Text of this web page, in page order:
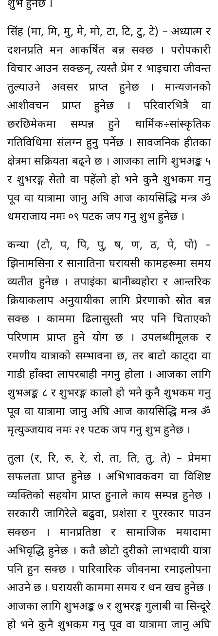
शुभ हुनेछ ।
सिंह (मा, मि, मु, मे, मो, टा, टि, टु, टे) – अध्यात्म र
दर्शनप्रति मन आकर्षित बन्न सक्छ । परोपकारी
विचार आउन सक्छन्, त्यस्तै प्रेम र भाइचारा जीवन्त
तुल्याउने अवसर प्राप्त हुनेछ । मान्यजनको
आशीर्वचन प्राप्त हुनेछ । परिवारभित्रै वा
छरछिमेकमा सम्पन्न हुने धार्मिक÷सांस्कृतिक
गतिविधिमा संलग्न हुनु पर्नेछ । सार्वजनिक हीतका
क्षेत्रमा सक्रियता बढ्ने छ । आजका लागि शुभअङ्क ५
र शुभरङ्ग सेतो वा पहेंलो हो भने कुनै शुभकर्म गर्नु
पूर्व वा यात्रामा जानु अघि आज कार्यसिद्धि मन्त्र ॐ
धर्मराजाय नमः ०९ पटक जप गर्नु शुभ हुनेछ ।
कन्या (टो, प, पि, पु, ष, ण, ठ, पे, पो) –
झिनामसिना र सानातिना घरायसी कामहरूमा समय
व्यतीत हुनेछ । तपाईंका बानीब्यहोरा र आन्तरिक
क्रियाकलाप अनुयायीका लागि प्रेरणाको स्रोत बन्न
सक्छ । काममा ढिलासुस्ती भए पनि चिताएको
परिणाम प्राप्त हुने योग छ । उपलब्धीमूलक र
रमणीय यात्राको सम्भावना छ, तर बाटो काट्दा वा
गाडी हाँक्दा लापरबाही नगर्नु होला । आजका लागि
शुभअङ्क ८ र शुभरङ्ग कालो हो भने कुनै शुभकर्म गर्नु
पूर्व वा यात्रामा जानु अघि आज कार्यसिद्धि मन्त्र ॐ
मृत्युञ्जयाय नमः २१ पटक जप गर्नु शुभ हुनेछ ।
तुला (र, रि, रु, रे, रो, ता, ति, तु, ते) – प्रेममा
सफलता प्राप्त हुनेछ । अभिभावकवर्ग वा विशिष्ट
व्यक्तिको सहयोग प्राप्त हुनाले कार्य सम्पन्न हुनेछ ।
सरकारी जागिरेले बढुवा, प्रशंसा र पुरस्कार पाउन
सक्छन । मानप्रतिष्ठा र सामाजिक मर्यादामा
अभिवृद्धि हुनेछ । कतै छोटो दुरीको लाभदायी यात्रा
पनि हुन सक्छ । पारिवारिक जीवनमा रमाइलोपना
आउने छ । घरायसी काममा समय र धन खर्च हुनेछ ।
आजका लागि शुभअङ्क ७ र शुभरङ्ग गुलाबी वा सिन्दूरे
हो भने कुनै शुभकर्म गर्नु पूर्व वा यात्रामा जानु अघि